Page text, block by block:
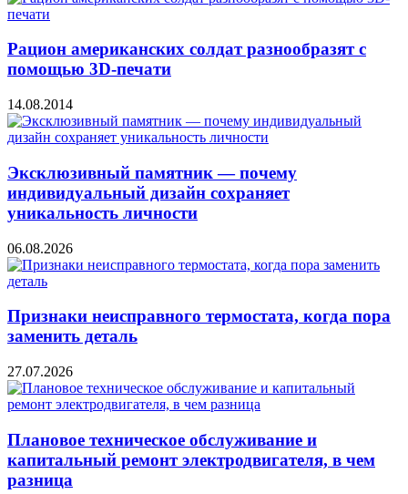
Рацион американских солдат разнообразят с
помощью 3D-печати
14.08.2014
Эксклюзивный памятник — почему
индивидуальный дизайн сохраняет
уникальность личности
06.08.2026
Признаки неисправного термостата, когда пора
заменить деталь
27.07.2026
Плановое техническое обслуживание и
капитальный ремонт электродвигателя, в чем
разница